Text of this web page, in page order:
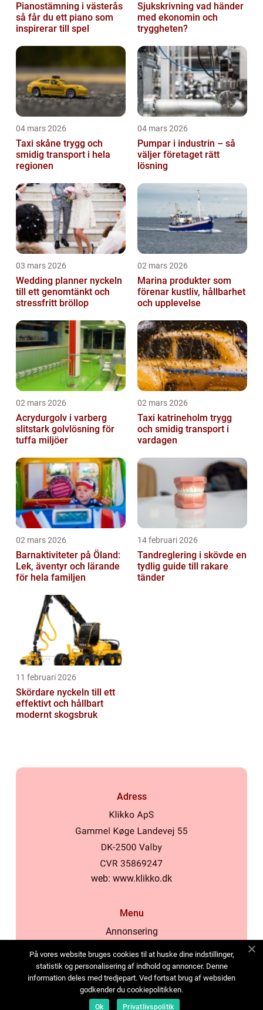
Pianostämning i västerås
så får du ett piano som
inspirerar till spel
Sjukskrivning vad händer
med ekonomin och
tryggheten?
04 mars 2026
Taxi skåne trygg och
smidig transport i hela
regionen
04 mars 2026
Pumpar i industrin – så
väljer företaget rätt
lösning
03 mars 2026
Wedding planner nyckeln
till ett genomtänkt och
stressfritt bröllop
02 mars 2026
Marina produkter som
förenar kustliv, hållbarhet
och upplevelse
02 mars 2026
Acrydurgolv i varberg
slitstark golvlösning för
tuffa miljöer
02 mars 2026
Taxi katrineholm trygg
och smidig transport i
vardagen
02 mars 2026
Barnaktiviteter på Öland:
Lek, äventyr och lärande
för hela familjen
14 februari 2026
Tandreglering i skövde en
tydlig guide till rakare
tänder
11 februari 2026
Skördare nyckeln till ett
effektivt och hållbart
modernt skogsbruk
Adress
web: www.klikko.dk
Menu
Annonsering
Cookies
Kontakta oss
Sitemap
På vores website bruges cookies til at huske dine indstillinger,
statistik og personalisering af indhold og annoncer. Denne
information deles med tredjepart. Ved fortsat brug af websiden
godkender du cookiepolitikken.
Ok Privatlivspolitik